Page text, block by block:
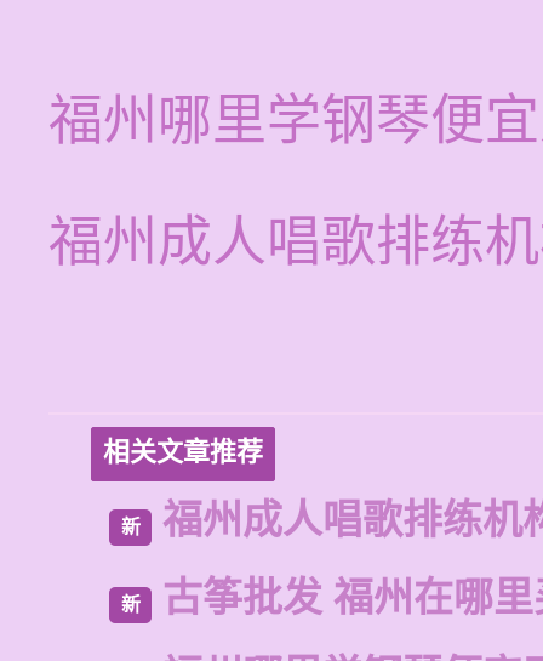
福州哪里学钢琴便
福州成人唱歌排练
相关文章推荐
新 福州成人唱歌排练机
新
古筝批发 福州在哪